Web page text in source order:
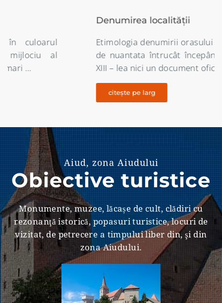
Denumirea localității
Etimologia denumirii orasului Aiud este destul
de nuantata întrucât începând din secolul al
XIII – lea nici un document oficial …
Aiud, zona Aiudului
Obiective turistice
Monumente, muzee, lăcașe de cult, clădiri cu
rezonanţă istorică, popasuri turistice, locuri de
vizitat, de petrecere a timpului liber din, şi din
zona Aiudului.